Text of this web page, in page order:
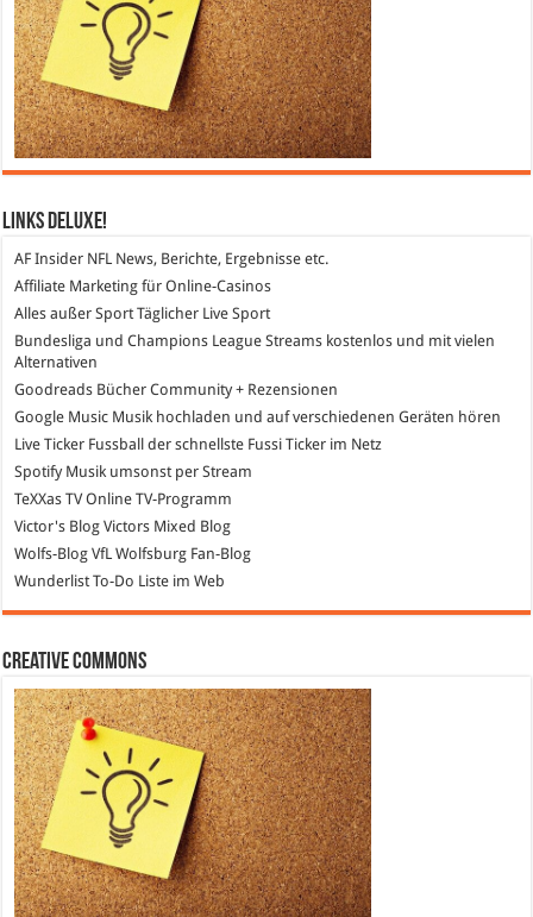
Links DeLuXe!
AF Insider NFL News, Berichte, Ergebnisse etc.
Affiliate Marketing für Online-Casinos
Alles außer SportTäglicher Live Sport
Bundesliga und Champions League Streams kostenlos und mit vielen
Alternativen
Goodreads Bücher Community + Rezensionen
Google Music Musik hochladen und auf verschiedenen Geräten hören
Live Ticker Fussball
der schnellste Fussi Ticker im Netz
SpotifyMusik umsonst per Stream
TeXXas TVOnline TV-Programm
Victor's Blog Victors Mixed Blog
Wolfs-Blog VfL Wolfsburg Fan-Blog
WunderlistTo-Do Liste im Web
Creative Commons